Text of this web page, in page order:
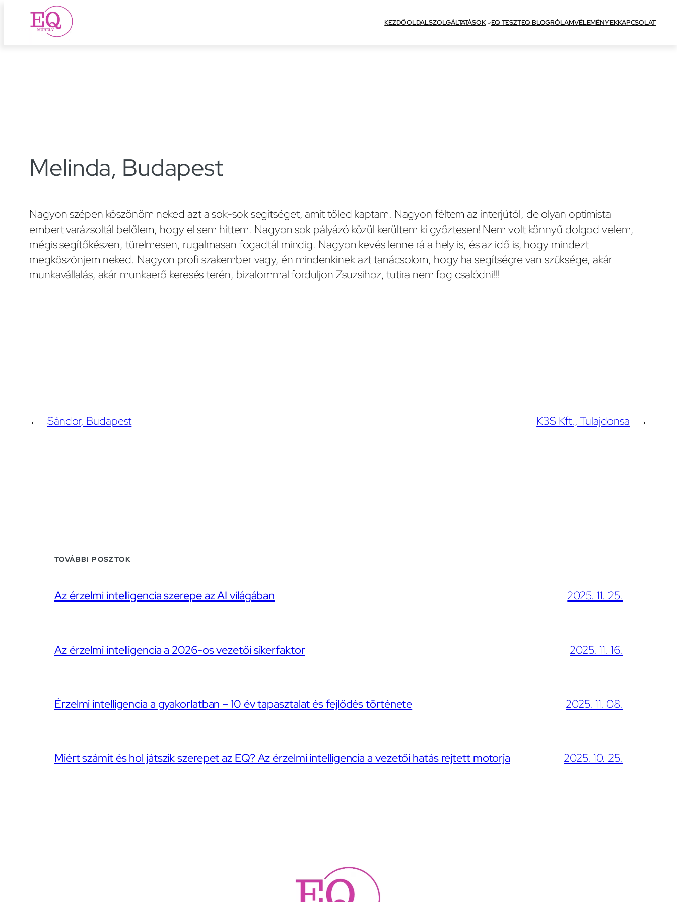
KEZDŐOLDALSZOLGÁLTATÁSOK EQ TESZTEQ BLOGRÓLAMVÉLEMÉNYEKKAPCSOLAT
Melinda, Budapest
Nagyon szépen köszönöm neked azt a sok-sok segítséget, amit tőled kaptam. Nagyon féltem az interjútól, de olyan optimista
embert varázsoltál belőlem, hogy el sem hittem. Nagyon sok pályázó közül kerültem ki győztesen! Nem volt könnyű dolgod velem,
mégis segítőkészen, türelmesen, rugalmasan fogadtál mindig. Nagyon kevés lenne rá a hely is, és az idő is, hogy mindezt
megköszönjem neked. Nagyon profi szakember vagy, én mindenkinek azt tanácsolom, hogy ha segítségre van szüksége, akár
munkavállalás, akár munkaerő keresés terén, bizalommal forduljon Zsuzsihoz, tutira nem fog csalódni!!!
← Sándor, Budapest K3S Kft., Tulajdonsa →
TOVÁBBI POSZTOK
Az érzelmi intelligencia szerepe az AI világában 2025. 11. 25.
Az érzelmi intelligencia a 2026-os vezetői sikerfaktor 2025. 11. 16.
Érzelmi intelligencia a gyakorlatban – 10 év tapasztalat és fejlődés története 2025. 11. 08.
Miért számít és hol játszik szerepet az EQ? Az érzelmi intelligencia a vezetői hatás rejtett motorja 2025. 10. 25.